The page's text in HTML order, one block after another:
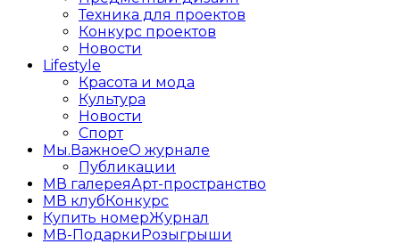
Техника для проектов
Конкурс проектов
Новости
Lifestyle
Красота и мода
Культура
Новости
Спорт
Мы.ВажноеО журнале
Публикации
МВ галереяАрт-пространство
МВ клубКонкурс
Купить номерЖурнал
МВ-ПодаркиРозыгрыши